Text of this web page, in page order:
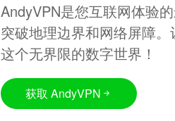
AndyVPN是您互联网体验
突破地理边界和网络屏障
这个无界限的数字世界！
获取 AndyVPN